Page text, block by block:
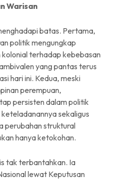
Warisan
batas. Pertama,
politik mengungkap
terhadap kebebasan
yang pantas terus
hari ini. Kedua, meski
perempuan,
persisten dalam politik
sekaligus
perubahan struktural
hanya ketokohan.
tak terbantahkan. Ia
lewat Keputusan